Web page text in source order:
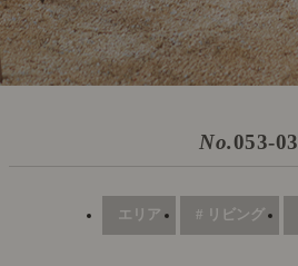
No.053-03
エリア # リビング